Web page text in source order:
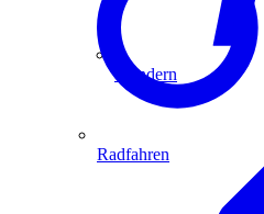
Wandern
Radfahren